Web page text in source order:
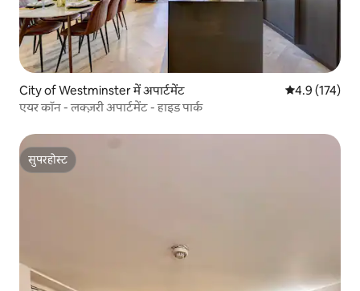
City of Westminster में अपार्टमेंट औसत रेटिंग 5 में
4.9 (174)
एयर कॉन - लक्ज़री अपार्टमेंट - हाइड पार्क
सुपरहोस्ट
सुपरहोस्ट